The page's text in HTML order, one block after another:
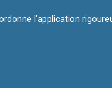
l’application
paiement électronique